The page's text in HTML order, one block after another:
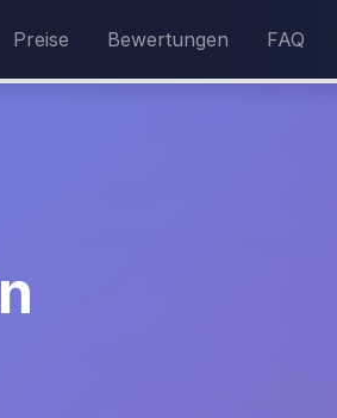
Preise Bewertungen FAQ